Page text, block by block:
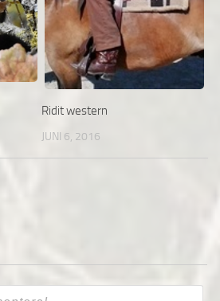
Ridit western
JUNI 6, 2016